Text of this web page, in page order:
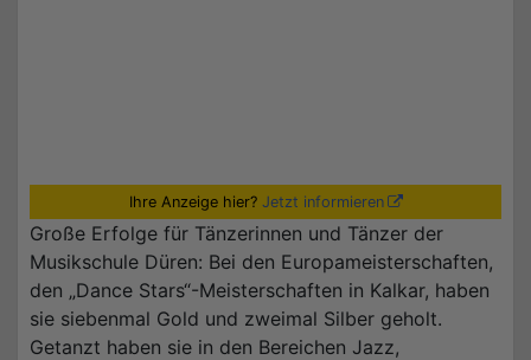
Ihre Anzeige hier? Jetzt informieren
Große Erfolge für Tänzerinnen und Tänzer der
Musikschule Düren: Bei den Europameisterschaften,
den „Dance Stars“-Meisterschaften in Kalkar, haben
sie siebenmal Gold und zweimal Silber geholt.
Getanzt haben sie in den Bereichen Jazz,